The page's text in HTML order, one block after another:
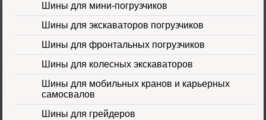
Шина 16.9-30
14PR TL Galaxy
Цена 60000 руб.
Шины для мини-погрузчиков
Шины для экскаваторов погрузчиков
Шины для фронтальных погрузчиков
Шины для колесных экскаваторов
Шины для мобильных кранов и карьерных
самосвалов
Шины для грейдеров